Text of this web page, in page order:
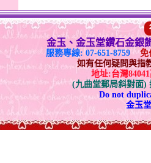
金玉、金玉堂鑽石金銀
服務專線: 07-651-8759
免
如有任何疑問與指
地址:台灣
(九曲堂郵局斜對面)
Do not
金玉